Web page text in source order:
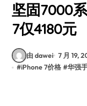
坚固7000
7仅4180元
由 dawei 7 月 19,
#iPhone 7价格 #华强